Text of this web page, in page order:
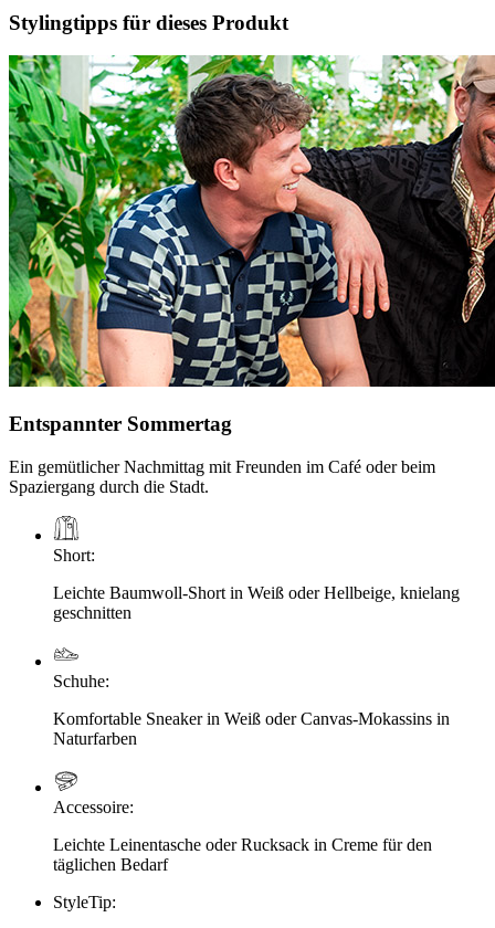
Stylingtipps für dieses Produkt
Entspannter Sommertag
Ein gemütlicher Nachmittag mit Freunden im Café oder beim
Spaziergang durch die Stadt.
Short:
Leichte Baumwoll-Short in Weiß oder Hellbeige, knielang
geschnitten
Schuhe:
Komfortable Sneaker in Weiß oder Canvas-Mokassins in
Naturfarben
Accessoire:
Leichte Leinentasche oder Rucksack in Creme für den
täglichen Bedarf
StyleTip: